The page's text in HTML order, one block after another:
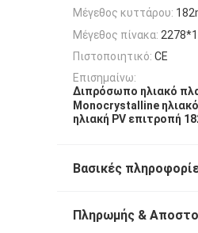
Μέγεθος κυττάρου:
Μέγεθος πίνακα:
Πιστοποιητικό: CE
Επισημαίνω:
Διπρόσωπο ηλιακό
Monocrystalline
ηλιακή PV επιτροπή
Βασικές
Πληρωμής &